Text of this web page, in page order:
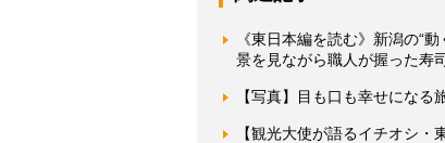
《東日本編を読む》新潟の“
景を見ながら職人が握った寿
【写真】目も口も幸せにな
【観光大使が語るイチオシ・